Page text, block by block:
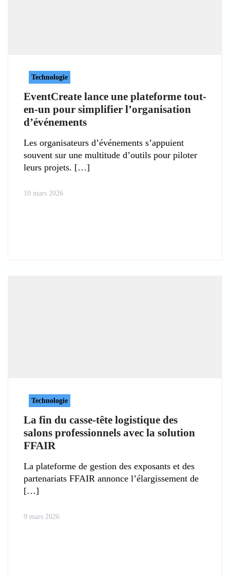
Technologie
EventCreate lance une plateforme tout-
en-un pour simplifier l’organisation
d’événements
Les organisateurs d’événements s’appuient
souvent sur une multitude d’outils pour piloter
leurs projets.
10 mars 2026
Technologie
La fin du casse-tête logistique des
salons professionnels avec la solution
FFAIR
La plateforme de gestion des exposants et des
partenariats FFAIR annonce l’élargissement de
9 mars 2026